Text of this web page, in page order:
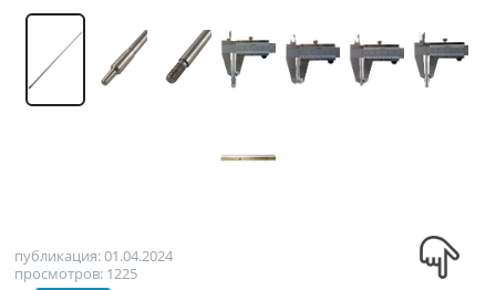
публикация: 01.04.2024
просмотров: 1225